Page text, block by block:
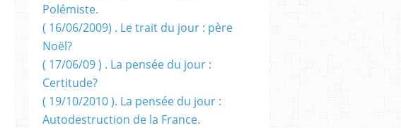
Polémiste.
( 16/06/2009) . Le trait du jour : père
Noël?
( 17/06/09 ) . La pensée du jour :
Certitude?
( 19/10/2010 ). La pensée du jour :
Autodestruction de la France.